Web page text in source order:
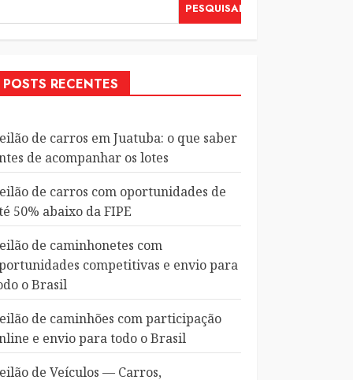
PESQUISAR
POSTS RECENTES
de carros em Juatuba: o que saber
de acompanhar os lotes
de carros com oportunidades de
50% abaixo da FIPE
de caminhonetes com
competitivas e envio para
o Brasil
de caminhões com participação
e envio para todo o Brasil
de Veículos — Carros,